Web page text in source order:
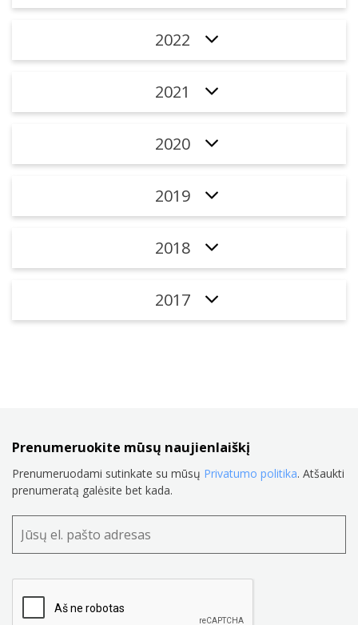
2022
2021
2020
2019
2018
2017
Prenumeruokite mūsų naujienlaiškį
Prenumeruodami sutinkate su mūsų Privatumo politika. Atšaukti
prenumeratą galėsite bet kada.